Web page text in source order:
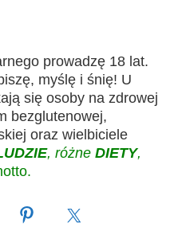
prowadzę 18 lat.
myślę i śnię! U
się osoby na zdrowej
bezglutenowej,
oraz wielbiciele
, różne DIETY,